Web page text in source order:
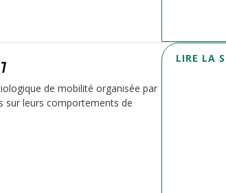
de mobilité organisée par
sur leurs comportements de
LIRE LA